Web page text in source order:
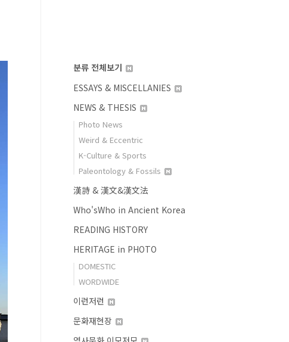
분류 전체보기
ESSAYS & MISCELLANIES
NEWS & THESIS
Photo News
Weird & Eccentric
K-Culture & Sports
Paleontology & Fossils
漢詩 & 漢文&漢文法
Who'sWho in Ancient Korea
READING HISTORY
HERITAGE in PHOTO
DOMESTIC
WORDWIDE
이런저런
문화재현장